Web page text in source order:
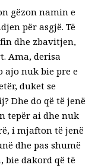
gëzon namin e
për asgjë. Të
dhe zbavitjen,
Ama, derisa
ajo nuk bie pre e
duket se
Dhe do që të jenë
tepër ai dhe nuk
i mjafton të jenë
dhe pas shumë
bie dakord që të